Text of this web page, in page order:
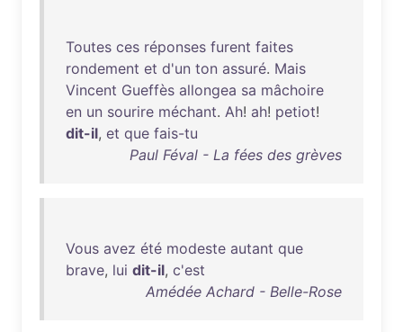
Toutes ces réponses furent faites
rondement et d'un ton assuré. Mais
Vincent Gueffès allongea sa mâchoire
en un sourire méchant. Ah! ah! petiot!
dit-il, et que fais-tu
Paul Féval - La fées des grèves
Vous avez été modeste autant que
brave, lui dit-il, c'est
Amédée Achard - Belle-Rose